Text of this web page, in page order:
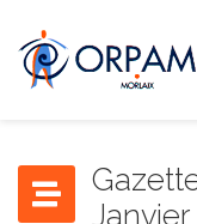
Janvier